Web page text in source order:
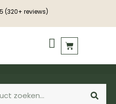
(320+ reviews)